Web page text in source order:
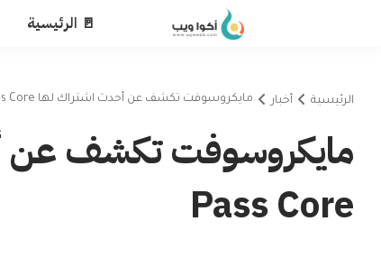
🚪 الرئيسية
الرئيسية أخبار مايكروسوفت تكشف عن أحدث اشتراك لها Xbox Game Pass Core
Pass Core